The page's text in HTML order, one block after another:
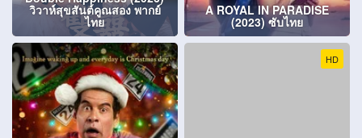
วิวาห์สุขสันต์คูณสอง พากย์
ไทย
A ROYAL IN PARADISE
(2023) ซับไทย
HD